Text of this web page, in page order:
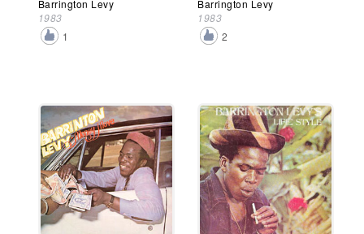
Barrington Levy
1983
1
Barrington Levy
1983
2